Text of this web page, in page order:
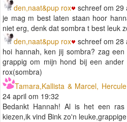
den,naat&pup rox
schreef om 29
je mag m best laten staan hoor
niet erg, denk dat sombra t best leuk
den,naat&pup rox
schreef om 28
hoi hannah, ken jij sombra? zag
grappig om mijn hond bij een
rox(sombra)
Tamara,Kallista & Marcel,
24 april om 19:32
Bedankt Hannah! Al is het een
kiezen,ik vind Bink zo'n